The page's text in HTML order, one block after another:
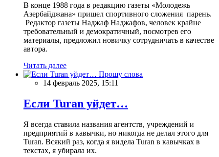
В конце 1988 года в редакцию газеты «Молодежь
Азербайджана» пришел спортивного сложения парень.
Редактор газеты Наджаф Наджафов, человек крайне
требовательный и демократичный, посмотрев его
материалы, предложил новичку сотрудничать в качестве
автора.
Читать далее
Прошу слова
14 февраль 2025, 15:11
Если Turan уйдет…
Я всегда ставила названия агентств, учреждений и
предприятий в кавычки, но никогда не делал этого для
Turan. Всякий раз, когда я видела Turan в кавычках в
текстах, я убирала их.